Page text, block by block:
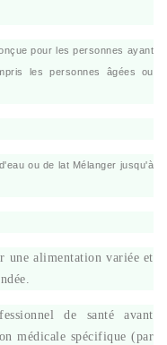
pour les personnes ayant
les personnes âgées ou
ou de lat Mélanger jusqu'à
une alimentation variée et
de santé avant
médicale spécifique (par